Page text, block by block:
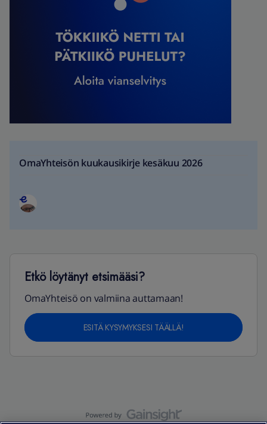
OmaYhteisön kuukausikirje kesäkuu 2026
Etkö löytänyt etsimääsi?
OmaYhteisö on valmiina auttamaan!
ESITÄ KYSYMYKSESI TÄÄLLÄ!